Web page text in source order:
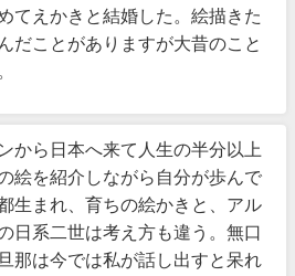
てえかきと結婚した。絵描きた
だことがありますが大昔のこと
から日本へ来て人生の半分以上
絵を紹介しながら自分が歩んで
生まれ、育ちの絵かきと、アル
日系二世は考え方も違う。無口
那は今では私が話し出すと呆れ